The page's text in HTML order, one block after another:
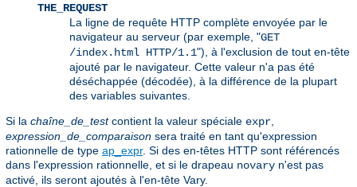
THE_REQUEST
La ligne de requête HTTP complète envoyée par le
navigateur au serveur (par exemple, "GET
/index.html HTTP/1.1"), à l'exclusion de tout en-tête
ajouté par le navigateur. Cette valeur n'a pas été
déséchappée (décodée), à la différence de la plupart
des variables suivantes.
Si la chaîne_de_testcontient la valeur spéciale expr
expression_de_comparaison sera traité en tant qu'expression
rationnelle de type ap_expr. Si des en-têtes HTTP sont référencés
dans l'expression rationnelle, et si le drapeau novary n'est pas
activé, ils seront ajoutés à l'en-tête Vary.